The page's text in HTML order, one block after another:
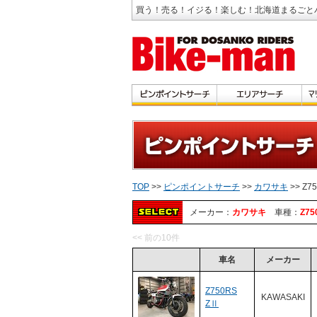
買う！売る！イジる！楽しむ！北海道まるごと
TOP >> ピンポイントサーチ >> カワサキ >>
メーカー： カワサキ 車種：
<< 前の10件
車名 メーカー
Z750RS
ZⅡ
KAWASAKI